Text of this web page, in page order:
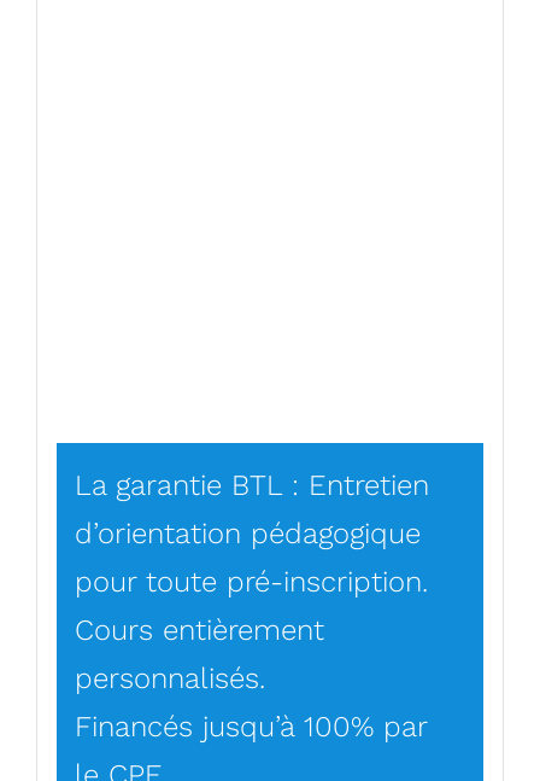
La garantie BTL : Entretien
d’orientation pédagogique
pour toute pré-inscription.
Cours entièrement
personnalisés.
Financés jusqu’à 100% par